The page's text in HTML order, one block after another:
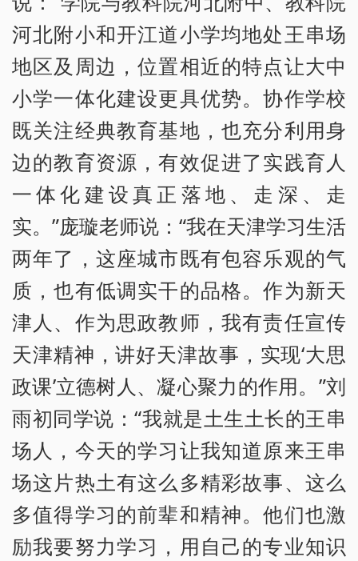
河北附小和开江道小学均地处王串场
地区及周边，位置相近的特点让大中
小学一体化建设更具优势。协作学校
既关注经典教育基地，也充分利用身
边的教育资源，有效促进了实践育人
一体化建设真正落地、走深、走
实。”庞璇老师说：“我在天津学习生活
两年了，这座城市既有包容乐观的气
质，也有低调实干的品格。作为新天
津人、作为思政教师，我有责任宣传
天津精神，讲好天津故事，实现‘大思
政课’立德树人、凝心聚力的作用。”刘
雨初同学说：“我就是土生土长的王串
场人，今天的学习让我知道原来王串
场这片热土有这么多精彩故事、这么
多值得学习的前辈和精神。他们也激
励我要努力学习，用自己的专业知识